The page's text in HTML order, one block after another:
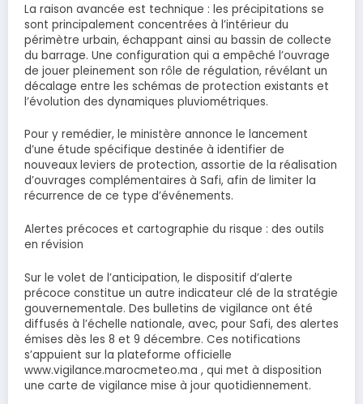
La raison avancée est technique : les précipitations se
sont principalement concentrées à l’intérieur du
périmètre urbain, échappant ainsi au bassin de collecte
du barrage. Une configuration qui a empêché l’ouvrage
de jouer pleinement son rôle de régulation, révélant un
décalage entre les schémas de protection existants et
l’évolution des dynamiques pluviométriques.
Pour y remédier, le ministère annonce le lancement
d’une étude spécifique destinée à identifier de
nouveaux leviers de protection, assortie de la réalisation
d’ouvrages complémentaires à Safi, afin de limiter la
récurrence de ce type d’événements.
Alertes précoces et cartographie du risque : des outils
en révision
Sur le volet de l’anticipation, le dispositif d’alerte
précoce constitue un autre indicateur clé de la stratégie
gouvernementale. Des bulletins de vigilance ont été
diffusés à l’échelle nationale, avec, pour Safi, des alertes
émises dès les 8 et 9 décembre. Ces notifications
s’appuient sur la plateforme officielle
www.vigilance.marocmeteo.ma , qui met à disposition
une carte de vigilance mise à jour quotidiennement.